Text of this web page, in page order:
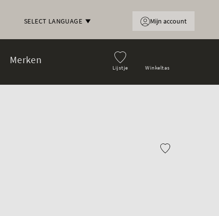
SELECT LANGUAGE
Lijstje Winkeltas
Merken
Mijn account